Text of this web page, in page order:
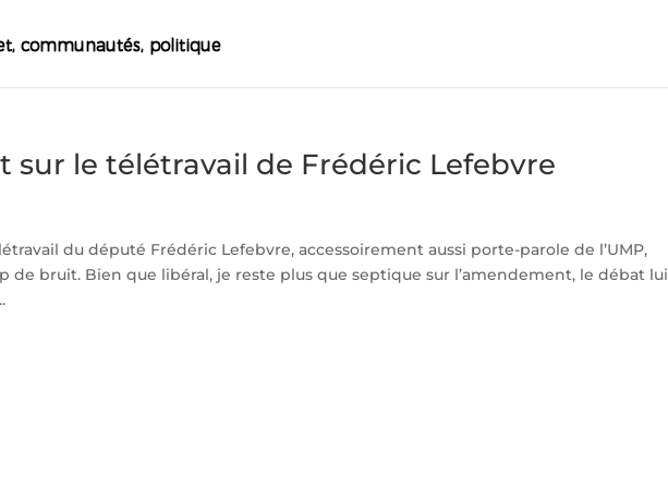
sur le télétravail de Frédéric Lefebvre
du député Frédéric Lefebvre, accessoirement aussi porte-parole de l’UMP,
de bruit. Bien que libéral, je reste plus que septique sur l’amendement, le débat lui